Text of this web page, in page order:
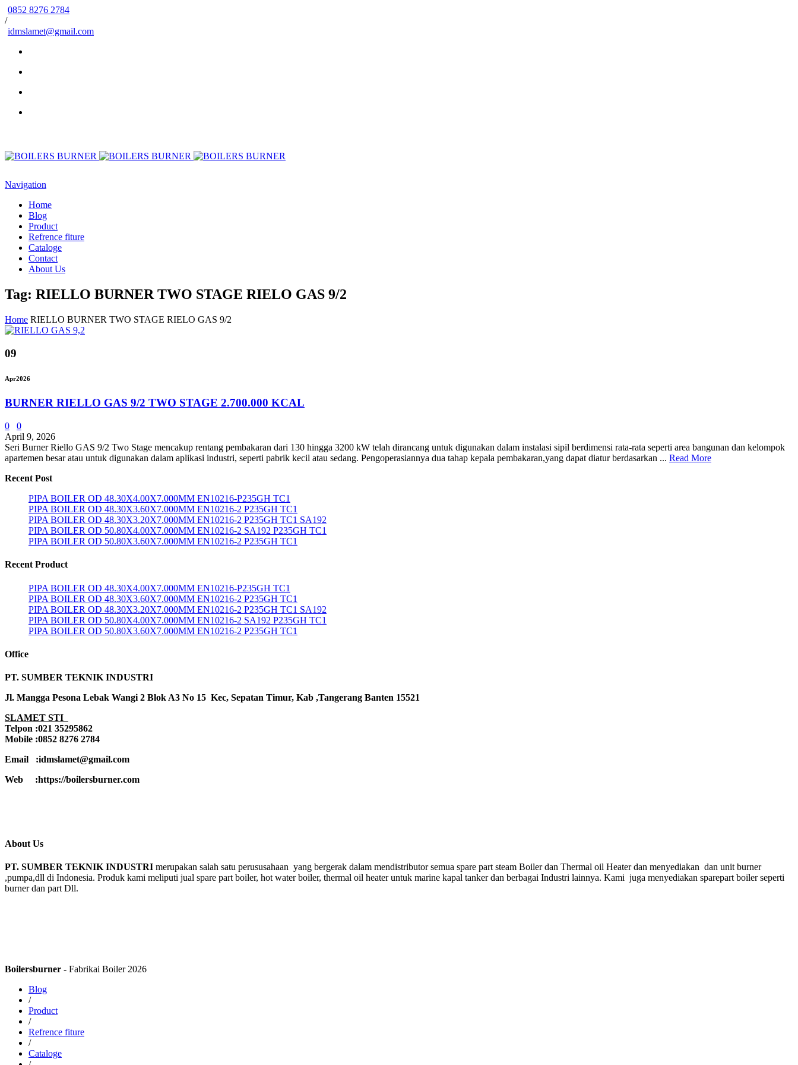
0852 8276 2784
/
idmslamet@gmail.com
Navigation
Home
Blog
Product
Refrence fiture
Cataloge
Contact
About Us
Tag: RIELLO BURNER TWO STAGE RIELO GAS 9/2
Home RIELLO BURNER TWO STAGE RIELO GAS 9/2
09
Apr2026
BURNER RIELLO GAS 9/2 TWO STAGE 2.700.000 KCAL
0
0
April 9, 2026
Seri Burner Riello GAS 9/2 Two Stage mencakup rentang pembakaran dari 130 hingga 3200 kW telah dirancang untuk digunakan dalam instalasi sipil berdimensi rata-rata seperti area bangunan dan kelompok
apartemen besar atau untuk digunakan dalam aplikasi industri, seperti pabrik kecil atau sedang. Pengoperasiannya dua tahap kepala pembakaran,yang dapat diatur berdasarkan ... Read More
Recent Post
PIPA BOILER OD 48.30X4.00X7.000MM EN10216-P235GH TC1
PIPA BOILER OD 48.30X3.60X7.000MM EN10216-2 P235GH TC1
PIPA BOILER OD 48.30X3.20X7.000MM EN10216-2 P235GH TC1 SA192
PIPA BOILER OD 50.80X4.00X7.000MM EN10216-2 SA192 P235GH TC1
PIPA BOILER OD 50.80X3.60X7.000MM EN10216-2 P235GH TC1
Recent Product
PIPA BOILER OD 48.30X4.00X7.000MM EN10216-P235GH TC1
PIPA BOILER OD 48.30X3.60X7.000MM EN10216-2 P235GH TC1
PIPA BOILER OD 48.30X3.20X7.000MM EN10216-2 P235GH TC1 SA192
PIPA BOILER OD 50.80X4.00X7.000MM EN10216-2 SA192 P235GH TC1
PIPA BOILER OD 50.80X3.60X7.000MM EN10216-2 P235GH TC1
Office
PT. SUMBER TEKNIK INDUSTRI
Jl. Mangga Pesona Lebak Wangi 2 Blok A3 No 15 Kec, Sepatan Timur, Kab ,Tangerang Banten 15521
SLAMET STI
Telpon :021 35295862
Mobile :0852 8276 2784
Email :idmslamet@gmail.com
Web :https://boilersburner.com
About Us
PT. SUMBER TEKNIK INDUSTRI merupakan salah satu perususahaan yang bergerak dalam mendistributor semua spare part steam Boiler dan Thermal oil Heater dan menyediakan dan unit burner
,pumpa,dll di Indonesia. Produk kami meliputi jual spare part boiler, hot water boiler, thermal oil heater untuk marine kapal tanker dan berbagai Industri lainnya. Kami juga menyediakan sparepart boiler seperti
burner dan part Dll.
Boilersburner - Fabrikai Boiler 2026
Blog
/
Product
/
Refrence fiture
/
Cataloge